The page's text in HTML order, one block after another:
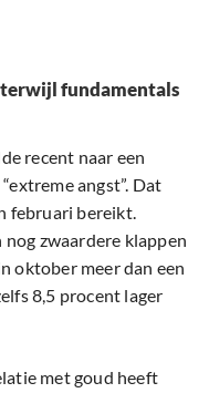
fundamentals
recent naar een
angst”. Dat
februari bereikt.
zwaardere klappen
oktober meer dan een
8,5 procent lager
met goud heeft